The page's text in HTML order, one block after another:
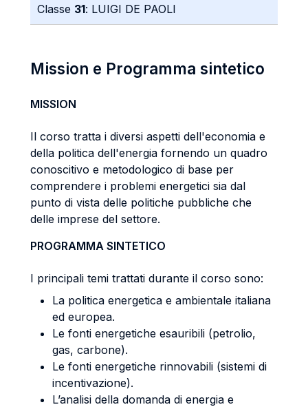
Classe 31: LUIGI DE PAOLI
Mission e Programma sintetico
MISSION
Il corso tratta i diversi aspetti dell'economia e
della politica dell'energia fornendo un quadro
conoscitivo e metodologico di base per
comprendere i problemi energetici sia dal
punto di vista delle politiche pubbliche che
delle imprese del settore.
PROGRAMMA SINTETICO
I principali temi trattati durante il corso sono:
La politica energetica e ambientale italiana
ed europea.
Le fonti energetiche esauribili (petrolio,
gas, carbone).
Le fonti energetiche rinnovabili (sistemi di
incentivazione).
L’analisi della domanda di energia e